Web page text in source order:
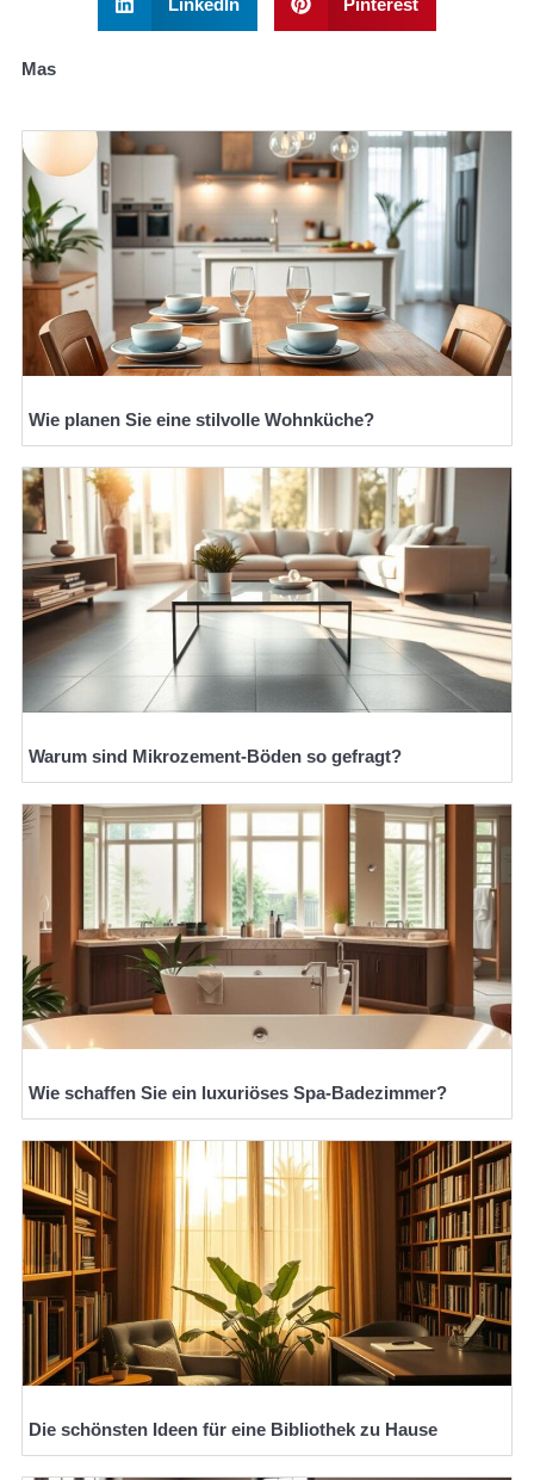
Mas
Wie planen Sie eine stilvolle Wohnküche?
Warum sind Mikrozement-Böden so gefragt?
Wie schaffen Sie ein luxuriöses Spa-Badezimmer?
Die schönsten Ideen für eine Bibliothek zu Hause